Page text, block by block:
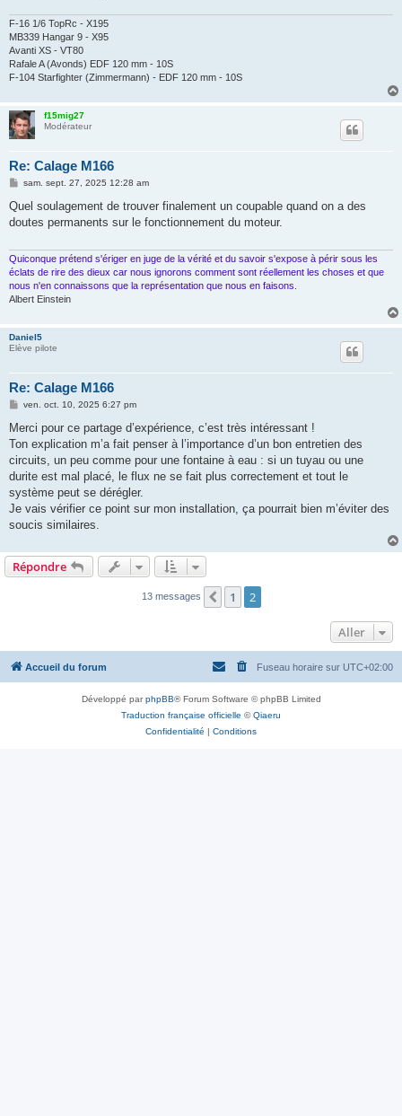
F-16 1/6 TopRc - X195
MB339 Hangar 9 - X95
Avanti XS - VT80
Rafale A (Avonds) EDF 120 mm - 10S
F-104 Starfighter (Zimmermann) - EDF 120 mm - 10S
f15mig27
Modérateur
Re: Calage M166
M
s
a
sam. sept. 27, 2025 12:28 am
Quel soulagement de trouver finalement un coupable quand on a des
doutes permanents sur le fonctionnement du moteur.
Quiconque prétend s'ériger en juge de la vérité et du savoir s'expose à périr sous les
éclats de rire des dieux car nous ignorons comment sont réellement les choses et que
nous n'en connaissons que la représentation que nous en faisons.
Albert Einstein
Daniel5
Elève pilote
Re: Calage M166
M
s
a
g
ven. oct. 10, 2025 6:27 pm
Merci pour ce partage d’expérience, c’est très intéressant !
Ton explication m’a fait penser à l’importance d’un bon entretien des
circuits, un peu comme pour une fontaine à eau : si un tuyau ou une
durite est mal placé, le flux ne se fait plus correctement et tout le
système peut se dérégler.
Je vais vérifier ce point sur mon installation, ça pourrait bien m’éviter des
soucis similaires.
Répondre
13 messages Précédent
1 2
Aller
Accueil du forum Fuseau horaire sur UTC+02:00
Développé parphpBB® Forum Software © phpBB Limited
Traduction française officielle ©Qiaeru
Confidentialité
Conditions